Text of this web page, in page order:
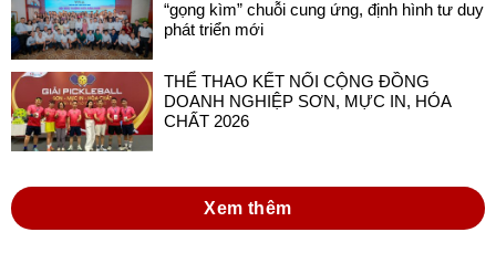
“gọng kìm” chuỗi cung ứng, định hình tư duy
phát triển mới
THỂ THAO KẾT NỐI CỘNG ĐỒNG
DOANH NGHIỆP SƠN, MỰC IN, HÓA
CHẤT 2026
Xem thêm